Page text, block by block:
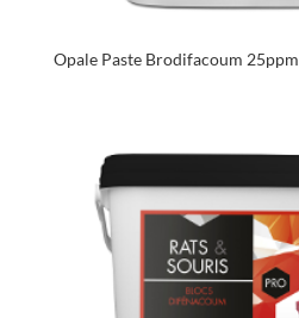
Opale Paste Brodifacoum 25ppm